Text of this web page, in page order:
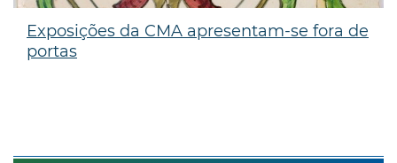
Exposições da CMA apresentam-se fora de
portas